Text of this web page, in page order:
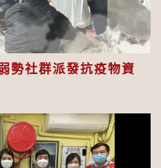
Video
勢社群派發抗疫物資